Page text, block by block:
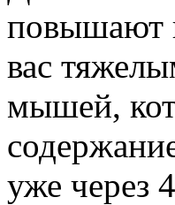
повышают
вас
мышей,
уже через